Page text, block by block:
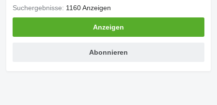
Suchergebnisse: 1160 Anzeigen
Anzeigen
Abonnieren